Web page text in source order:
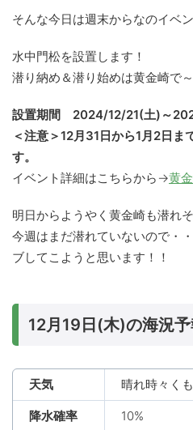
そんな今日は週末からなのイベ
水中門松を設置します！
潜り納め＆潜り始めは黄金崎で
設置期間 2024/12/21(土)～
＜注意＞12月31日から1月2日ま
す。
イベント詳細はこちらから→黄
明日からようやく黄金崎も潜れ
今週はまだ潜れていないので・
ブしてこようと思います！！
12月19日(木)の海況
天気 晴れ時々く
降水確率 10%